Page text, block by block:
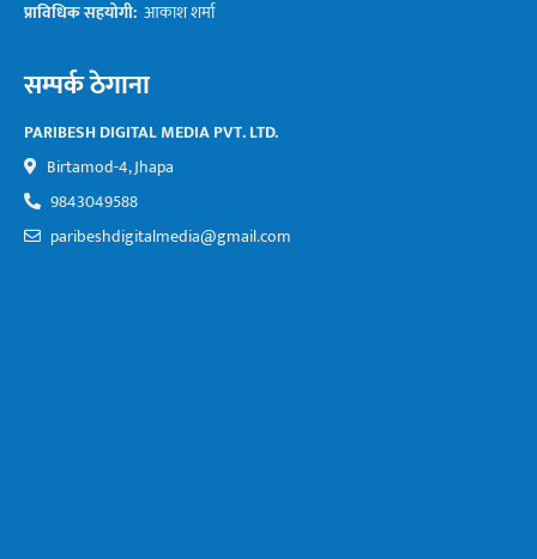
प्राविधिक सहयोगी: आकाश शर्मा
सम्पर्क ठेगाना
PARIBESH DIGITAL MEDIA PVT. LTD.
Birtamod-4, Jhapa
9843049588
paribeshdigitalmedia@gmail.com